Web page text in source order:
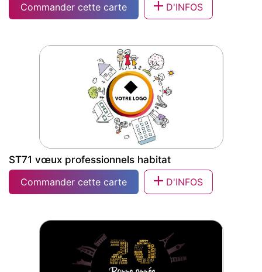
environnement
Commander cette carte
D'INFOS
ST71 vœux professionnels habitat
Commander cette carte
D'INFOS